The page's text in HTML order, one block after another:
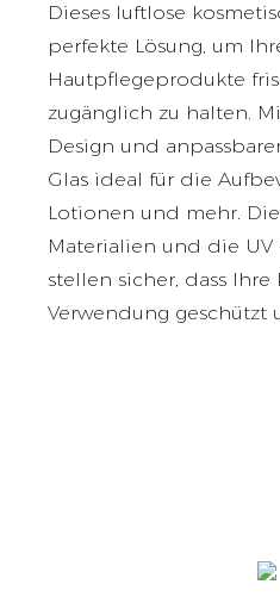
Dieses luftlose
perfekte Lösung, um
Hautpflegeprodukte
zugänglich zu halten.
Design und
Glas ideal für die
Lotionen und mehr.
Materialien und die UV
stellen sicher, dass
Verwendung